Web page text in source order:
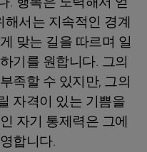
서는 지속적인 경계
맞는 길을 따르며 일
기를 원합니다. 그의
족할 수 있지만, 그의
자격이 있는 기쁨을
자기 통제력은 그에
합니다.